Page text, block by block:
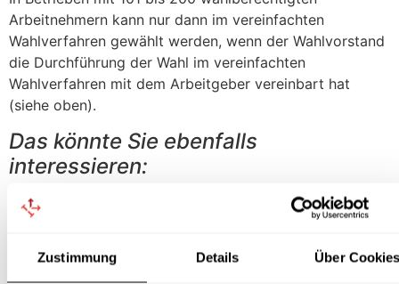
Zustimmung Details Über
Arbeitnehmern kann nur dann im vereinfachten
Wahlverfahren gewählt werden, wenn der Wahlvorstand
die Durchführung der Wahl im vereinfachten
Wahlverfahren mit dem Arbeitgeber vereinbart hat
(siehe oben).
Das könnte Sie ebenfalls
interessieren:
Betriebsratswahl 2022 – Termine und Zeitplan
Betriebsratswahl 2022 – Ab wann darf der
Betriebsratswahl 2022 – Bis wann muss der